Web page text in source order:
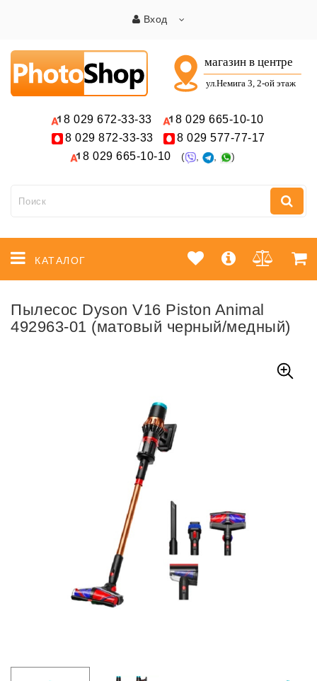
Вход
8 029 672-33-33 8 029 665-10-10
8 029 872-33-33 8 029 577-77-17
8 029 665-10-10 ( , , )
КАТАЛОГ
Пылесос Dyson V16 Piston Animal
492963-01 (матовый черный/медный)